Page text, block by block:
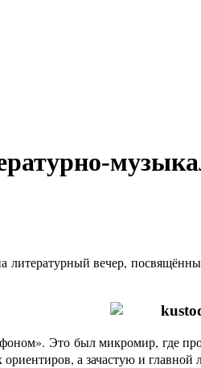
вечер,
Это был микромир, где
а зачастую и главной